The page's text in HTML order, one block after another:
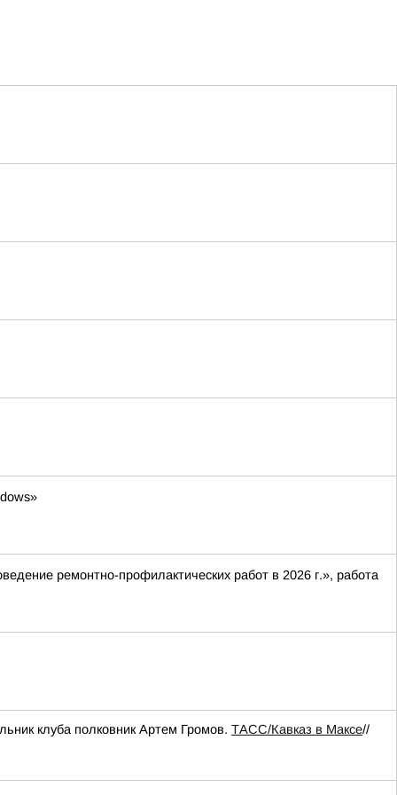
ремонтно-профилактических работ в 2026 г.», работа
клуба полковник Артем Громов. ТАСС/Кавказ в Максе//